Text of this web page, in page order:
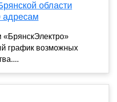
области
адресам
«БрянскЭлектро»
график возможных